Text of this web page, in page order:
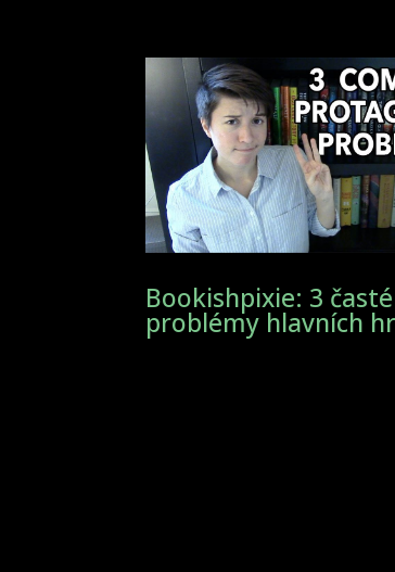
Bookishpixie: 3 časté
problémy hlavních